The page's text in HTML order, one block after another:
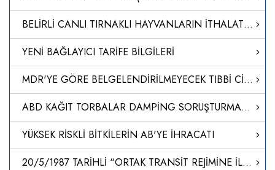
BELİRLİ CANLI TIRNAKLI HAYVANLARIN İTHALATI VE TRANSİT GEÇİŞİNE İLİŞKİN HAYVAN SAĞLIĞI KURALLARININ BELİRLENMESİNE DAİR YÖNETMELİKTE DEĞİŞİKLİK YAPILMASINA DAİR YÖNETMELİK
YENİ BAĞLAYICI TARİFE BİLGİLERİ
MDR'YE GÖRE BELGELENDİRİLMEYECEK TIBBİ CİHAZLARIN ÜTS UYGULAMALARI HAKKINDA SORU CEVAP DOKÜMANI YAYINLANMIŞTIR
ABD KAĞIT TORBALAR DAMPİNG SORUŞTURMASI-NİHAİ KARAR
YÜKSEK RİSKLİ BİTKİLERİN AB'YE İHRACATI
20/5/1987 TARİHLİ “ORTAK TRANSİT REJİMİNE İLİŞKİN SÖZLEŞME”NİN I, IIIA VE IV SAYILI EKLERİNİ DEĞİŞTİREN İLİŞİK 25/8/2022 TARİHLİ VE 1/2022 SAYILI AB-ORTAK TRANSİT ÜLKELERİ ORTAK KOMİTESİ KARARININ ONAYLANMASI HAKKINDA KARAR (KARAR SAYISI: 8449)